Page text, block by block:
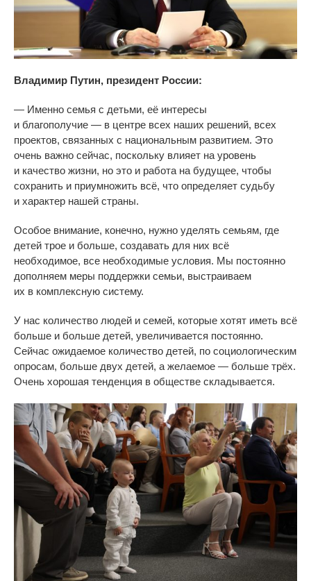
Владимир Путин, президент России:
— Именно семья с детьми, её интересы
и благополучие — в центре всех наших решений, всех
проектов, связанных с национальным развитием. Это
очень важно сейчас, поскольку влияет на уровень
и качество жизни, но это и работа на будущее, чтобы
сохранить и приумножить всё, что определяет судьбу
и характер нашей страны.
Особое внимание, конечно, нужно уделять семьям, где
детей трое и больше, создавать для них всё
необходимое, все необходимые условия. Мы постоянно
дополняем меры поддержки семьи, выстраиваем
их в комплексную систему.
У нас количество людей и семей, которые хотят иметь всё
больше и больше детей, увеличивается постоянно.
Сейчас ожидаемое количество детей, по социологическим
опросам, больше двух детей, а желаемое — больше трёх.
Очень хорошая тенденция в обществе складывается.